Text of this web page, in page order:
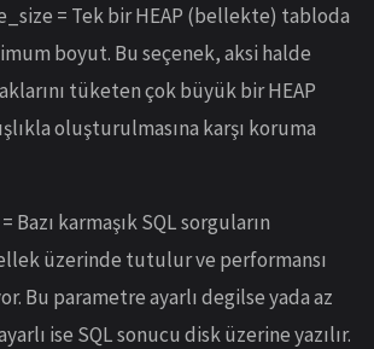
= Tek bir HEAP (bellekte) tabloda
boyut. Bu seçenek, aksi halde
tüketen çok büyük bir HEAP
oluşturulmasına karşı koruma
karmaşık SQL sorguların
üzerinde tutulur ve performansı
Bu parametre ayarlı degilse yada az
ise SQL sonucu disk üzerine yazılır.